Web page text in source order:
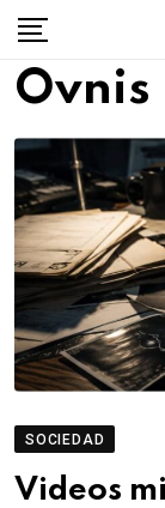
Skip
content
Ovnis
SOCIEDAD
Videos